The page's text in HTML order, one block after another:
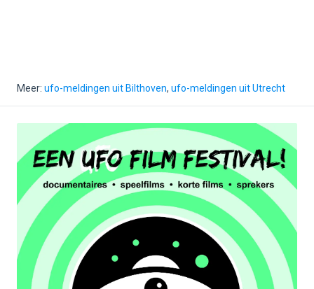
Meer: ufo-meldingen uit Bilthoven, ufo-meldingen uit Utrecht